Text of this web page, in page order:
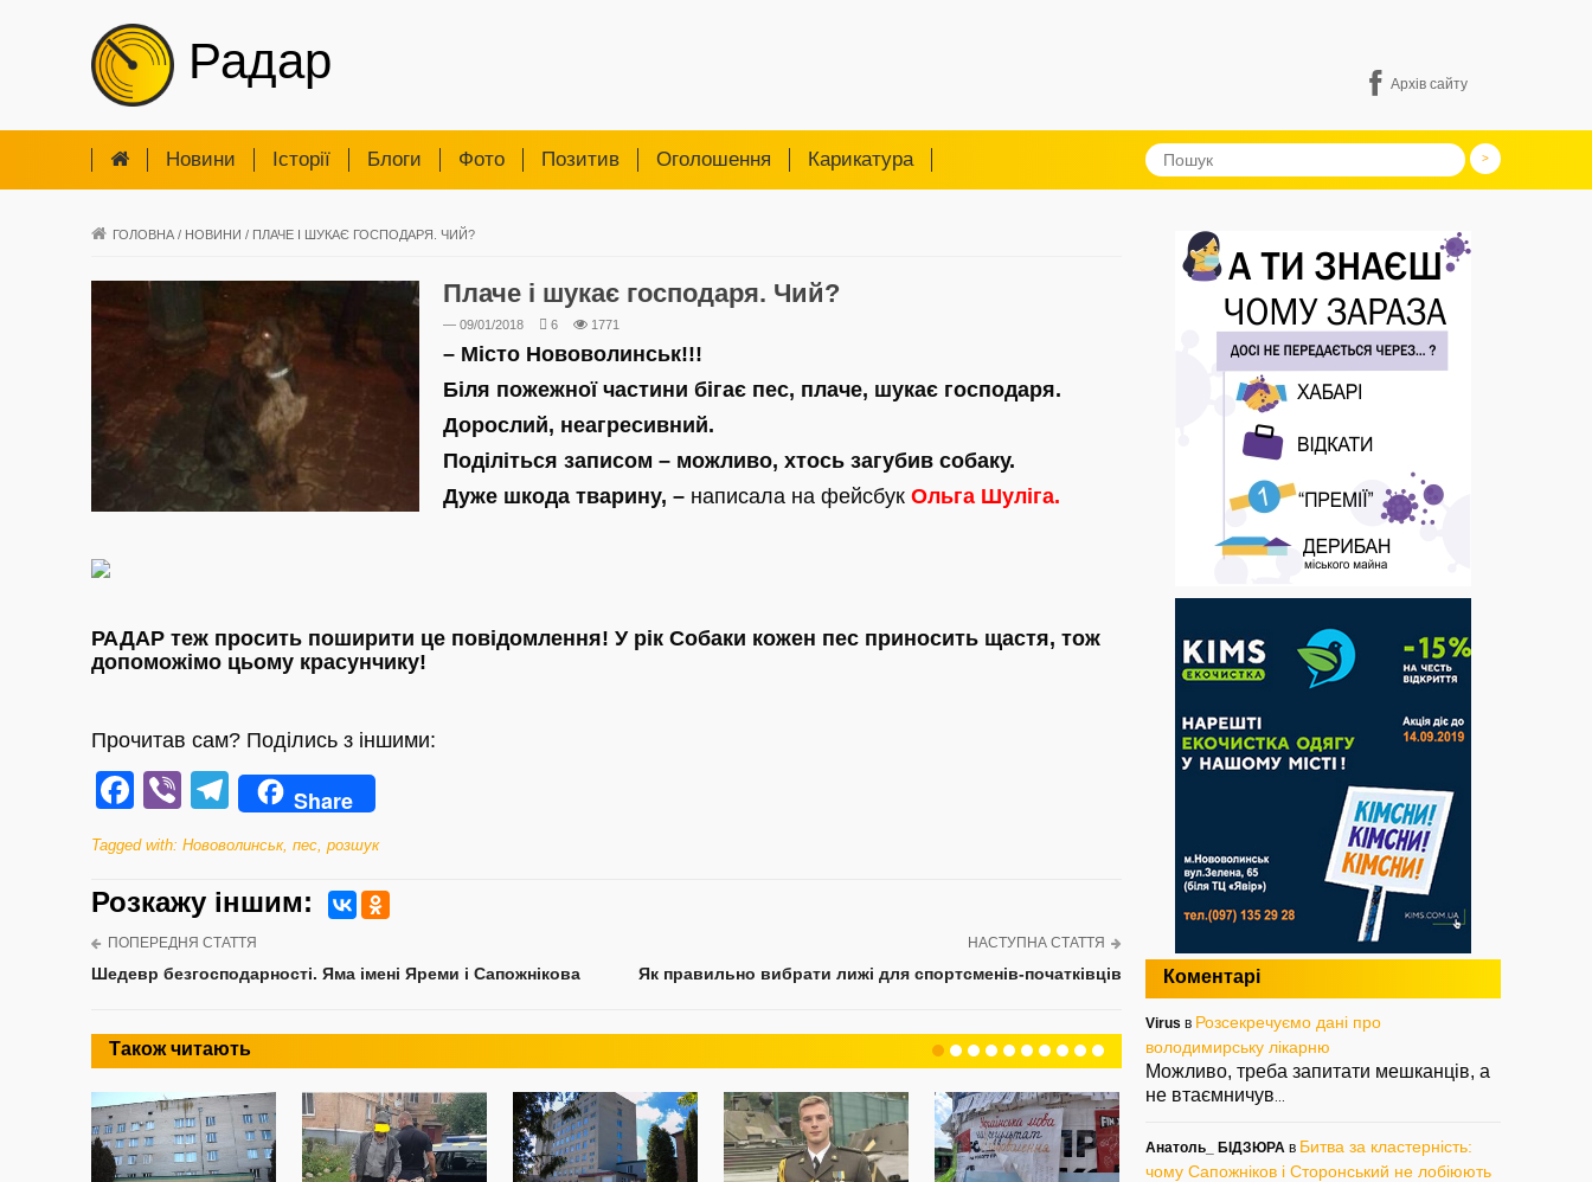
Радар Архів сайту
Новини Iсторії Блоги Фото Позитив Оголошення Карикатура
ГОЛОВНА / НОВИНИ / ПЛАЧЕ І ШУКАЄ ГОСПОДАРЯ. ЧИЙ?
Плаче і шукає господаря. Чий?
— 09/01/2018 6 1771
– Місто Нововолинськ!!!
Біля пожежної частини бігає пес, плаче, шукає господаря.
Дорослий, неагресивний.
Поділіться записом – можливо, хтось загубив собаку.
Дуже шкода тварину, – написала на фейсбук Ольга Шуліга.
РАДАР теж просить поширити це повідомлення! У рік Собаки кожен пес приносить щастя, тож
допоможімо цьому красунчику!
Прочитав сам? Поділись з іншими:
Facebook
ViberTelegram
Share
Tagged with: Нововолинськ, пес, розшук
Розкажу iншим:
ПОПЕРЕДНЯ СТАТТЯ
Шедевр безгосподарності. Яма імені Яреми і Сапожнікова
НАСТУПНА СТАТТЯ
Як правильно вибрати лижі для спортсменів-початківців
Також читають
Коментарі
Virus в Розсекречуємо дані про
володимирську лікарню
Можливо, треба запитати мешканців, а
не втаємничув
Анатоль_ БІДЗЮРА в Битва за кластерність:
чому Сапожніков і Сторонський не лобіюють